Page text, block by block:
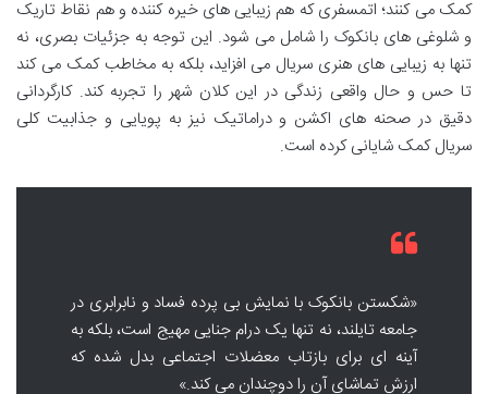
کمک می کنند؛ اتمسفری که هم زیبایی های خیره کننده و هم نقاط تاریک
و شلوغی های بانکوک را شامل می شود. این توجه به جزئیات بصری، نه
تنها به زیبایی های هنری سریال می افزاید، بلکه به مخاطب کمک می کند
تا حس و حال واقعی زندگی در این کلان شهر را تجربه کند. کارگردانی
دقیق در صحنه های اکشن و دراماتیک نیز به پویایی و جذابیت کلی
سریال کمک شایانی کرده است.
«شکستن بانکوک با نمایش بی پرده فساد و نابرابری در
جامعه تایلند، نه تنها یک درام جنایی مهیج است، بلکه به
آینه ای برای بازتاب معضلات اجتماعی بدل شده که
ارزش تماشای آن را دوچندان می کند.»